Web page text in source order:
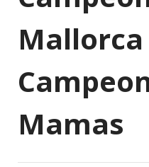
Mallorca
Mamas